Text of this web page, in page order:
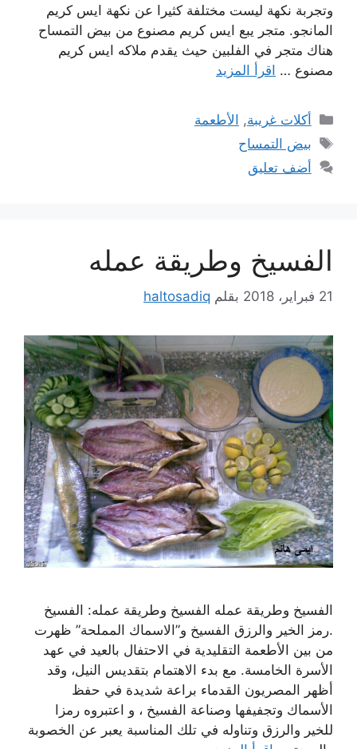
وتجربة نكهة ليست مختلفة كثيرا عن نكهة ايس كريم
المانجو. متجر يبع ايس كريم مصنوع من بيض التمساح
هناك متجر في الفلبين حيث يقدم ملاكه ايس كريم
مصنوع … اقرأ المزيد
التصنيفات
أكلات غريبة,
الأطعمة
الوسوم
بيض التمساح
أضف تعليق
الفسيخ وطريقة عمله
21 فبراير، 2018 بقلم haltosadiq
الفسيخ وطريقة عمله الفسيخ وطريقة عمله: الفسيخ
.رمز الخير والرزق الفسيخ و”الاسماك المملحة” ظهرت
من بين الأطعمة التقليدية في الاحتفال بالعيد في عهد
الأسرة الخامسة. مع بدء الاهتمام بتقديس النيل، وقد
أظهر المصريون القدماء براعة شديدة في حفظ
الأسماك وتجفيفها وصناعة الفسيخ ، و اعتبروه رمزا
للخير والرزق وتناوله في تلك المناسبة يعبر عن الخصوبة